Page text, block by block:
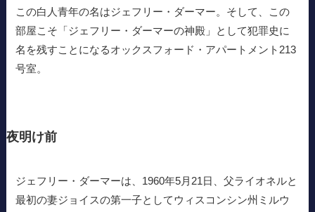
この白人青年の名はジェフリー・ダーマー。そして、この
部屋こそ「ジェフリー・ダーマーの神殿」として犯罪史に
名を残すことになるオックスフォード・アパートメント213
号室。
夜明け前
ジェフリー・ダーマーは、1960年5月21日、父ライオネルと
最初の妻ジョイスの第一子としてウィスコンシン州ミルウ